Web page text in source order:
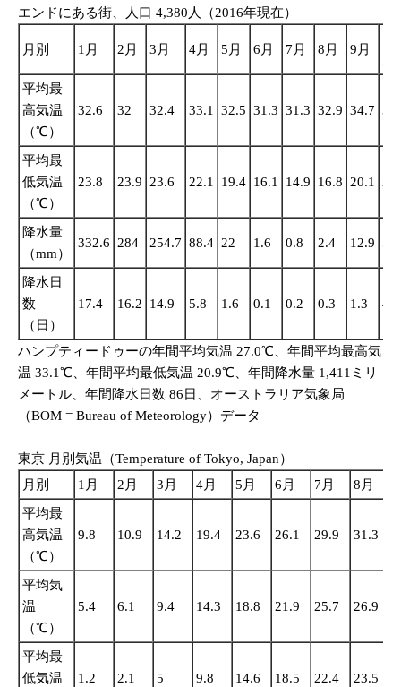
エンドにある街、人口 4,380人（2016年現在）
月別 1月 2月 3月 4月 5月 6月 7月 8月 9月
平均最
高気温
（℃）
32.6 32 32.4 33.1 32.5 31.3 31.3 32.9 34.7
平均最
低気温
（℃）
23.8 23.9 23.6 22.1 19.4 16.1 14.9 16.8 20.1
降水量
（mm）
332.6 284 254.7 88.4 22 1.6 0.8 2.4 12.9
降水日
数
（日）
17.4 16.2 14.9 5.8 1.6 0.1 0.2 0.3 1.3 4.8
ハンプティードゥーの年間平均気温 27.0℃、年間平均最高気
温 33.1℃、年間平均最低気温 20.9℃、年間降水量 1,411ミリ
メートル、年間降水日数 86日、オーストラリア気象局
（BOM = Bureau of Meteorology）データ
東京 月別気温（Temperature of Tokyo, Japan）
月別
1月 2月 3月 4月 5月 6月 7月 8月
平均最
高気温
（℃）
9.8 10.9 14.2 19.4 23.6 26.1 29.9 31.3
平均気
温
（℃）
5.4 6.1 9.4 14.3 18.8 21.9 25.7 26.9
平均最
低気温
1.2 2.1 5 9.8 14.6 18.5 22.4 23.5